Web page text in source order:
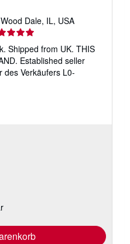
Dale, IL, USA
Shipped from UK. THIS
Established seller
des Verkäufers L0-